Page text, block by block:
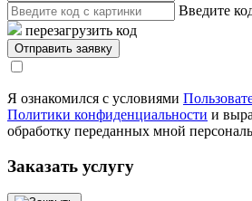
Введите
перезагрузить код
Я ознакомился с условиями
Политики конфиденциальности и
обработку переданных мной
Заказать услугу